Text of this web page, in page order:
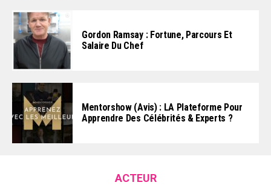
Gordon Ramsay : Fortune, Parcours Et
Salaire Du Chef
Mentorshow (Avis) : LA Plateforme Pour
Apprendre Des Célébrités & Experts ?
ACTEUR